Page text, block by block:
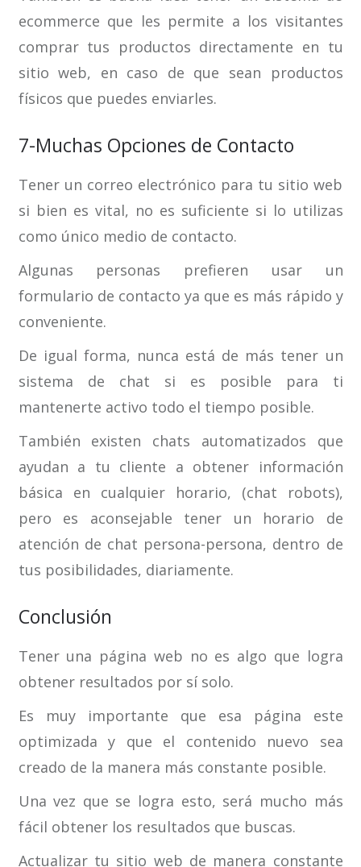
ecommerce que les permite a los visitantes
comprar tus productos directamente en tu
sitio web, en caso de que sean productos
físicos que puedes enviarles.
7-Muchas Opciones de Contacto
Tener un correo electrónico para tu sitio web
si bien es vital, no es suficiente si lo utilizas
como único medio de contacto.
Algunas personas prefieren usar un
formulario de contacto ya que es más rápido y
conveniente.
De igual forma, nunca está de más tener un
sistema de chat si es posible para ti
mantenerte activo todo el tiempo posible.
También existen chats automatizados que
ayudan a tu cliente a obtener información
básica en cualquier horario, (chat robots),
pero es aconsejable tener un horario de
atención de chat persona-persona, dentro de
tus posibilidades, diariamente.
Conclusión
Tener una página web no es algo que logra
obtener resultados por sí solo.
Es muy importante que esa página este
optimizada y que el contenido nuevo sea
creado de la manera más constante posible.
Una vez que se logra esto, será mucho más
fácil obtener los resultados que buscas.
Actualizar tu sitio web de manera constante